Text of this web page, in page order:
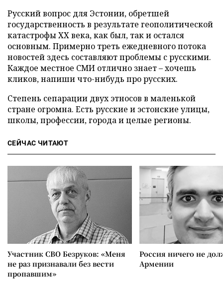
Русский вопрос для Эстонии, обретшей
государственность в результате геополитической
катастрофы ХХ века, как был, так и остался
основным. Примерно треть ежедневного потока
новостей здесь составляют проблемы с русскими.
Каждое местное СМИ отлично знает – хочешь
кликов, напиши что-нибудь про русских.
Степень сепарации двух этносов в маленькой
стране огромна. Есть русские и эстонские улицы,
школы, профессии, города и целые регионы.
СЕЙЧАС ЧИТАЮТ
Участник СВО Безруков: «Меня
не раз признавали без вести
пропавшим»
Россия ничего не
Армении